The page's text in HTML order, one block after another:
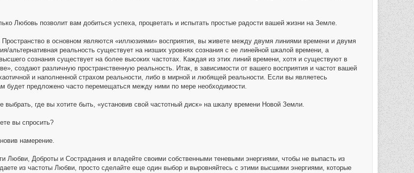
Любовь позволит вам добиться успеха, процветать и испытать простые радости вашей жизни на Земле.
Пространство в основном являются «иллюзиями» восприятия, вы живете между двумя линиями времени и двумя
альтернативная реальность существует на низших уровнях сознания с ее линейной шкалой времени, а
сознания существует на более высоких частотах. Каждая из этих линий времени, хотя и существуют в
создают различную пространственную реальность. Итак, в зависимости от вашего восприятия и частот вашей
и наполненной страхом реальности, либо в мирной и любящей реальности. Если вы являетесь
будет предложено часто перемещаться между ними по мере необходимости.
выбрать, где вы хотите быть, «установив свой частотный диск» на шкалу времени Новой Земли.
вы спросить?
намерение.
Любви, Доброты и Сострадания и владейте своими собственными теневыми энергиями, чтобы не выпасть из
из частоты Любви, просто сделайте еще один выбор и выровняйтесь с этими высшими энергиями, которые